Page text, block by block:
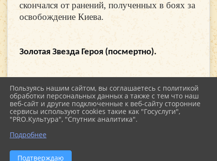
скончался от ранений, полученных в боях за
освобождение Киева.
Золотая Звезда Героя (посмертно).
2026 г. kultstar.ru
Вход
Карта сайта
Политика обработки персональных данных
Сделано на KubCMS
Разработка и поддержка
Пользуясь нашим сайтом, вы соглашаетесь с политикой
обработки персональных данных а также с тем что наш
веб-сайт и другие подключенные к веб-сайту сторонние
сервисы используют cookies такие как "Госуслуги",
"PRO.Культура", "Спутник аналитика".
Подробнее
Подтверждаю